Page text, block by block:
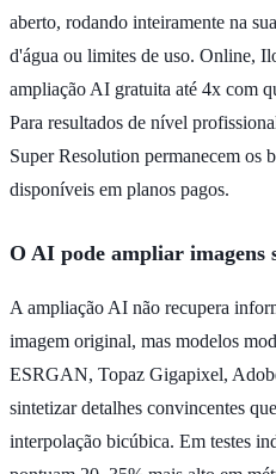
aberto, rodando inteiramente na
d'água ou limites de uso. Online,
ampliação AI gratuita até 4x com
Para resultados de nível
Super Resolution permanecem os
disponíveis em planos pagos.
O AI pode ampliar imagens
A ampliação AI não recupera
imagem original, mas modelos
ESRGAN, Topaz Gigapixel,
sintetizar detalhes convincentes
interpolação bicúbica. Em testes